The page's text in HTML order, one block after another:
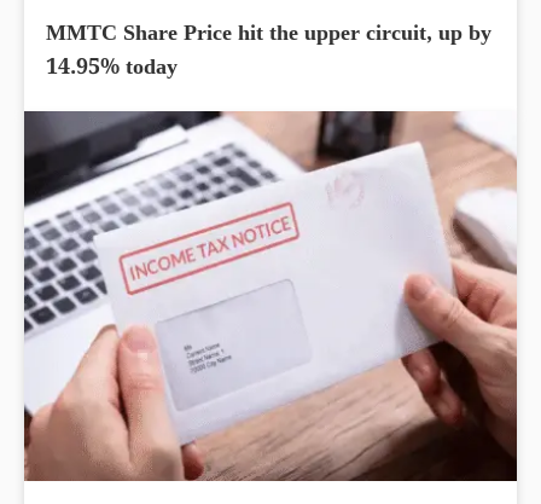
MMTC Share Price hit the upper circuit, up by
14.95% today